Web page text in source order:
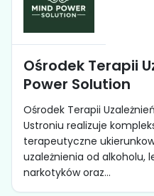
Ośrodek Terapii
Power Solution
Ośrodek Terapii
Ustroniu realizuje
terapeutyczne
uzależnienia od alkoholu,
narkotyków oraz...